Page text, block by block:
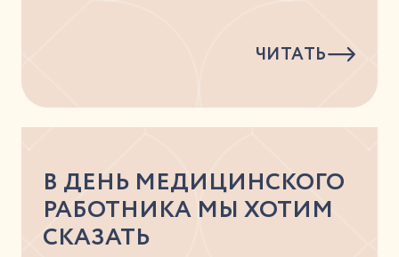
ЧИТАТЬ
В ДЕНЬ МЕДИЦИНСКОГО
РАБОТНИКА МЫ ХОТИМ
СКАЗАТЬ